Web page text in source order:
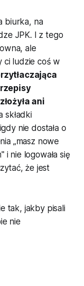
biurka, na
JPK. I z tego
ale
ci ludzie coś w
ani
składki
nie dostała o
„masz nowe
nie logowała się
że jest
tak, jakby pisali
nie